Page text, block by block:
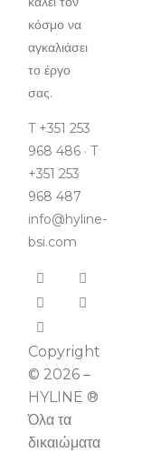
κόσμο να
αγκαλιάσει
το έργο
σας.
T +351 253
968 486 · T
+351 253
968 487
info@hyline-
bsi.com
Copyright
© 2026 –
HYLINE ®
Όλα τα
δικαιώματα